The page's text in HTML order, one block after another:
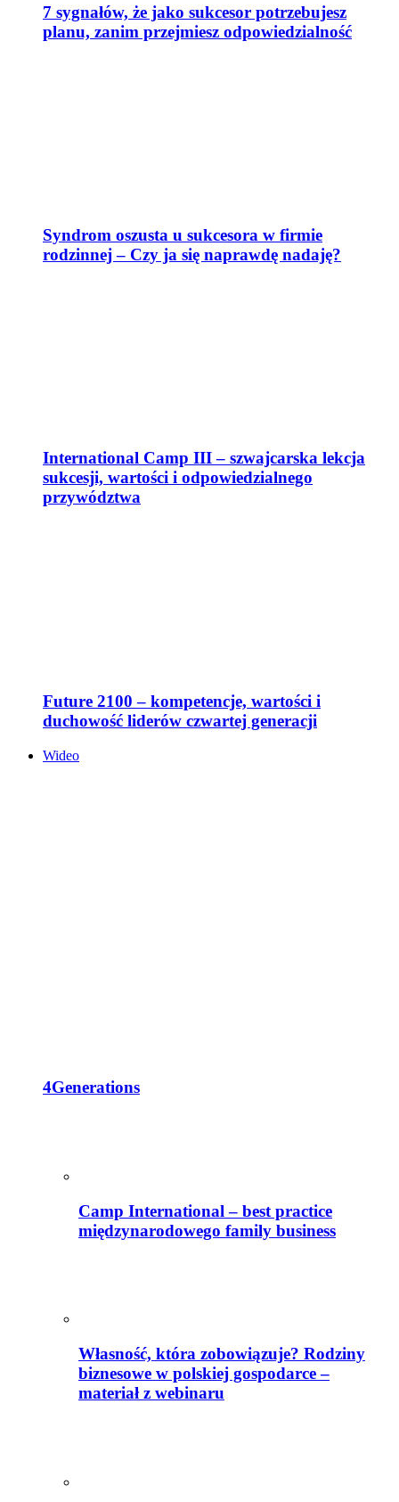
7 sygnałów, że jako sukcesor potrzebujesz
planu, zanim przejmiesz odpowiedzialność
Syndrom oszusta u sukcesora w firmie
rodzinnej – Czy ja się naprawdę nadaję?
International Camp III – szwajcarska lekcja
sukcesji, wartości i odpowiedzialnego
przywództwa
Future 2100 – kompetencje, wartości i
duchowość liderów czwartej generacji
Wideo
4Generations
Camp International – best practice
międzynarodowego family business
Własność, która zobowiązuje? Rodziny
biznesowe w polskiej gospodarce –
materiał z webinaru